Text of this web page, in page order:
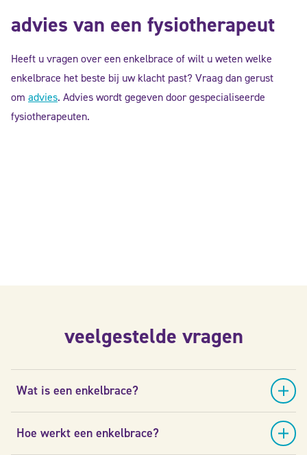
advies van een fysiotherapeut
Heeft u vragen over een enkelbrace of wilt u weten welke
enkelbrace het beste bij uw klacht past? Vraag dan gerust
om advies. Advies wordt gegeven door gespecialiseerde
fysiotherapeuten.
veelgestelde vragen
Wat is een enkelbrace?
Hoe werkt een enkelbrace?